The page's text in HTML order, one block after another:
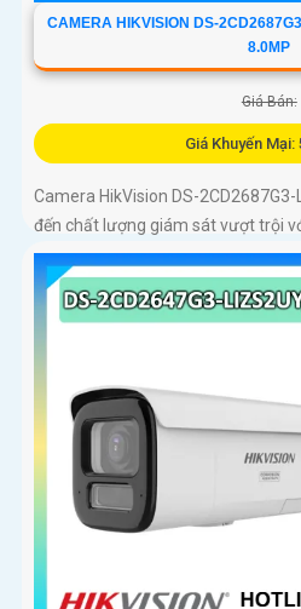
CAMERA HIKVISION DS-
8.0MP
Giá Bán:
Giá Khuyến Mại:
Camera HikVision DS-
đến chất lượng giám sát vượt trội
kính zoom quang 4x và công nghệ